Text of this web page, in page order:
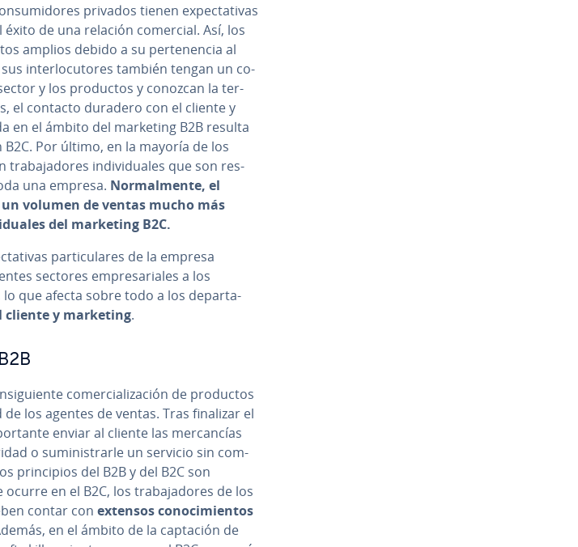
privados tienen ex­pe­c­ta­ti­vas
de una relación comercial. Así, los
amplios debido a su pe­r­te­ne­n­cia al
in­te­r­lo­cu­to­res también tengan un co­
y los productos y conozcan la te­r­
el contacto duradero con el cliente y
en el ámbito del marketing B2B resulta
Por último, en la mayoría de los
tra­ba­ja­do­res in­di­vi­dua­les que son re­s­
una empresa. No­r­ma­l­me­n­te, el
un volumen de ventas mucho más
del marketing B2C.
pa­r­ti­cu­la­res de la empresa
sectores em­pre­sa­ria­les a los
lo que afecta sobre todo a los de­pa­r­ta­
cliente y marketing.
co­me­r­cia­li­za­ción de productos
los agentes de ventas. Tras finalizar el
enviar al cliente las me­r­ca­n­cías
o su­mi­ni­s­trar­le un servicio sin co­m­
pri­n­ci­pios del B2B y del B2C son
en el B2C, los tra­ba­ja­do­res de los
contar con extensos co­no­ci­mie­n­tos
en el ámbito de la captación de